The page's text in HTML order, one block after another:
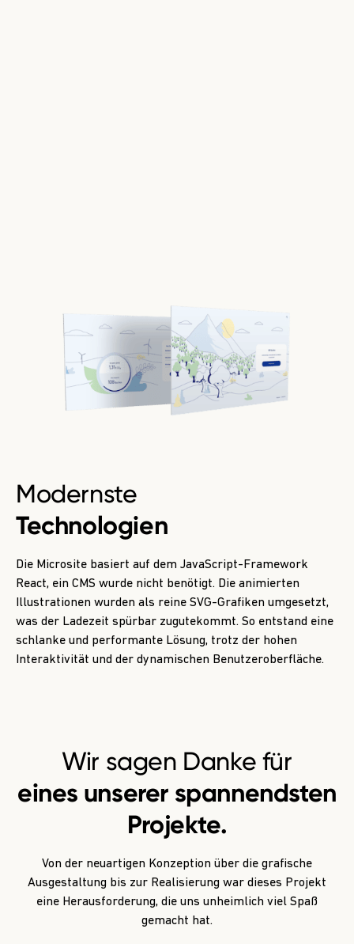
Modernste
Technologien
Die Microsite basiert auf dem JavaScript-Framework
React, ein CMS wurde nicht benötigt. Die animierten
Illustrationen wurden als reine SVG-Grafiken umgesetzt,
was der Ladezeit spürbar zugutekommt. So entstand eine
schlanke und performante Lösung, trotz der hohen
Interaktivität und der dynamischen Benutzeroberfläche.
Wir sagen Danke für
eines unserer spannendsten
Projekte.
Von der neuartigen Konzeption über die grafische
Ausgestaltung bis zur Realisierung war dieses Projekt
eine Herausforderung, die uns unheimlich viel Spaß
gemacht hat.